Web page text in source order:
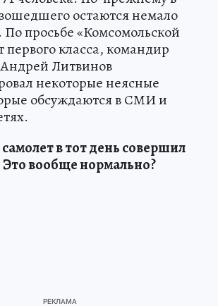
остаются немало
По просьбе «Комсомольской
первого класса, командир
Андрей Литвинов
некоторые неясные
обсуждаются в СМИ и
в тот день совершил
Это вообще нормально?